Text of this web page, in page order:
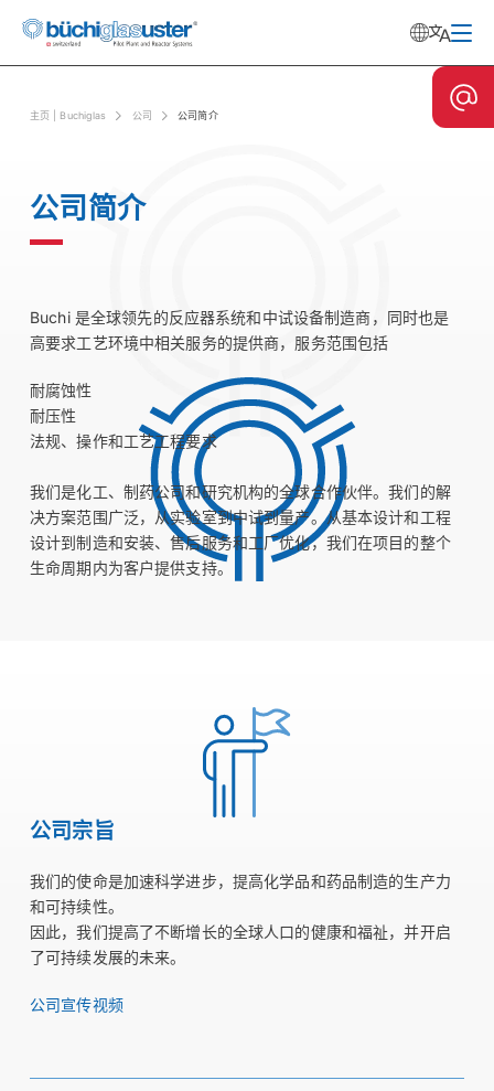
主⻚ | Buchiglas 公司 公司简介
公司简介
Buchi 是全球领先的反应器系统和中试设备制造商，同时也是
高要求工艺环境中相关服务的提供商，服务范围包括
耐腐蚀性
耐压性
法规、操作和工艺工程要求
我们是化工、制药公司和研究机构的全球合作伙伴。我们的解
决方案范围广泛，从实验室到中试到量产。从基本设计和工程
设计到制造和安装、售后服务和工厂优化，我们在项目的整个
生命周期内为客户提供支持。
公司宗旨
我们的使命是加速科学进步，提高化学品和药品制造的生产力
和可持续性。
因此，我们提高了不断增长的全球人口的健康和福祉，并开启
了可持续发展的未来。
公司宣传视频